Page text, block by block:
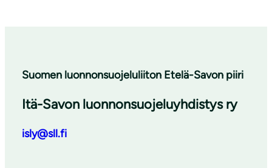
Suomen luonnonsuojeluliiton Etelä-Savon piiri
Itä-Savon luonnonsuojeluyhdistys ry
isly@sll.fi